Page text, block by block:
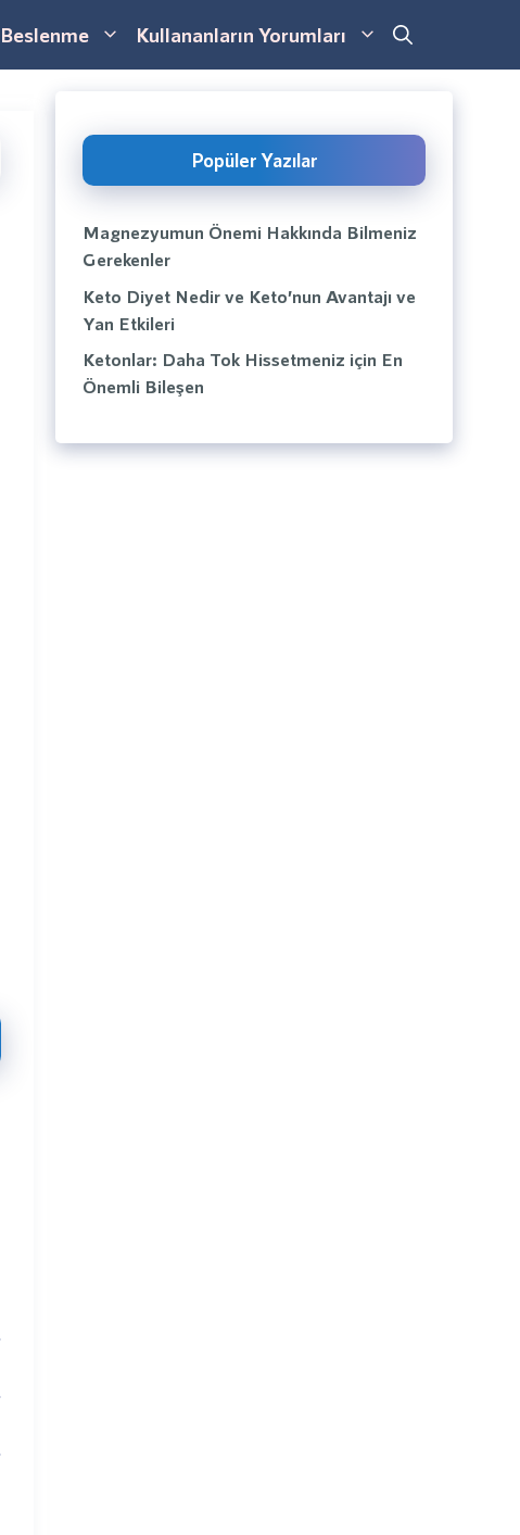
Beslenme Kullananların Yorumları
Popüler Yazılar
Magnezyumun Önemi Hakkında Bilmeniz
Gerekenler
Keto Diyet Nedir ve Keto’nun Avantajı ve
Yan Etkileri
Ketonlar: Daha Tok Hissetmeniz için En
Önemli Bileşen